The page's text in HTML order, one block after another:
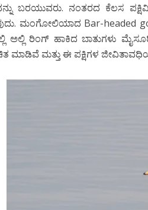
ಬರಯುವರು. ನಂತರದ ಕೆಲಸ
ಮಂಗೋಲಿಯಾದ Bar-headed
ರಿಂಗ್ ಹಾಕಿದ ಬಾತುಗಳು
ಮಾಡಿವೆ ಮತ್ತು ಈ ಪಕ್ಷಿಗಳ